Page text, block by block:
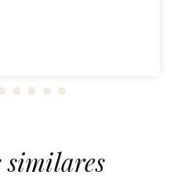
similares